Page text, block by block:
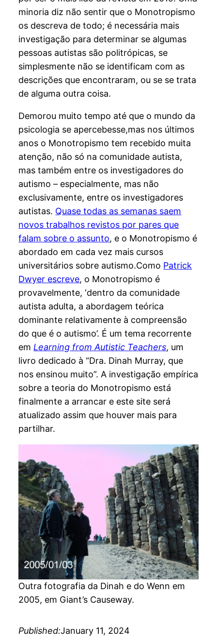
minoria diz não sentir que o Monotropismo
os descreva de todo; é necessária mais
investigação para determinar se algumas
pessoas autistas são politrópicas, se
simplesmente não se identificam com as
descrições que encontraram, ou se se trata
de alguma outra coisa.
Demorou muito tempo até que o mundo da
psicologia se apercebesse,mas nos últimos
anos o Monotropismo tem recebido muita
atenção, não só na comunidade autista,
mas também entre os investigadores do
autismo – especialmente, mas não
exclusivamente, entre os investigadores
autistas. Quase todas as semanas saem
novos trabalhos revistos por pares que
falam sobre o assunto, e o Monotropismo é
abordado em cada vez mais cursos
universitários sobre autismo.Como Patrick
Dwyer escreve, o Monotropismo é
provavelmente, ‘dentro da comunidade
autista adulta, a abordagem teórica
dominante relativamente à compreensão
do que é o autismo’. É um tema recorrente
em Learning from Autistic Teachers, um
livro dedicado à “Dra. Dinah Murray, que
nos ensinou muito”. A investigação empírica
sobre a teoria do Monotropismo está
finalmente a arrancar e este site será
atualizado assim que houver mais para
partilhar.
Outra fotografia da Dinah e do Wenn em
2005, em Giant’s Causeway.
Published:January 11, 2024